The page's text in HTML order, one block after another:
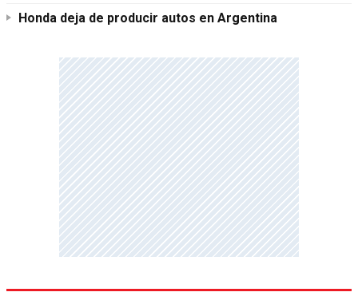
Honda deja de producir autos en Argentina